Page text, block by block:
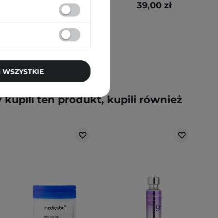
36,00 zł 39,00 zł
kupili ten produkt, kupili również